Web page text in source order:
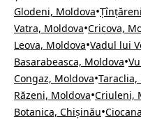
Glodeni, Moldova•
Vatra, Moldova•Cricova,
Leova, Moldova•Vadul lui
Basarabeasca, Moldova•
Congaz, Moldova•Taraclia,
Răzeni, Moldova•Criuleni,
Botanica, Chișinău•